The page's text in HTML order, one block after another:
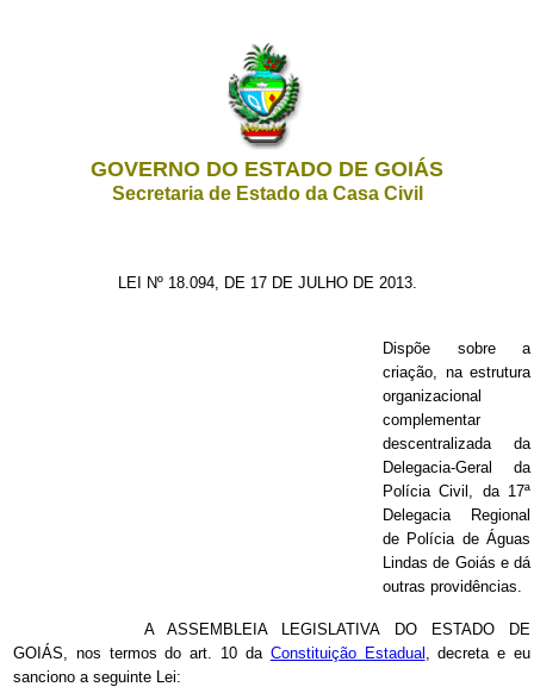
GOVERNO DO ESTADO DE GOIÁS
Secretaria de Estado da Casa Civil
LEI Nº 18.094, DE 17 DE JULHO DE 2013.
Dispõe sobre a
criação, na estrutura
organizacional
complementar
descentralizada da
Delegacia-Geral da
Polícia Civil, da 17ª
Delegacia Regional
de Polícia de Águas
Lindas de Goiás e dá
outras providências.
A ASSEMBLEIA LEGISLATIVA DO ESTADO DE
GOIÁS, nos termos do art. 10 da Constituição Estadual , decreta e eu
sanciono a seguinte Lei: